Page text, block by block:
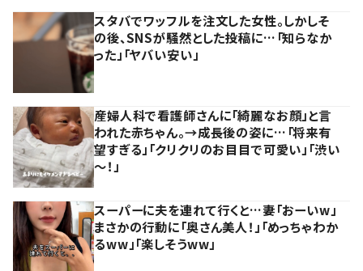
スタバでワッフルを注文した女性。しかしそ
の後、SNSが騒然とした投稿に…「知らなか
った」「ヤバい安い」
産婦人科で看護師さんに「綺麗なお顔」と言
われた赤ちゃん。→成長後の姿に…「将来有
望すぎる」「クリクリのお目目で可愛い」「渋い
～！」
スーパーに夫を連れて行くと…妻「おーいw」
まさかの行動に「奥さん美人！」「めっちゃわか
るww」「楽しそうww」